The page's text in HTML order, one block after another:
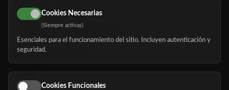
616 113 103
hola@mundomayor.com
Buscador de residencias
Eventos
Cookies Necesarias
(Siempre activas)
Esenciales para el funcionamiento del sitio. Incluyen autenticación y
seguridad.
Cookies Funcionales